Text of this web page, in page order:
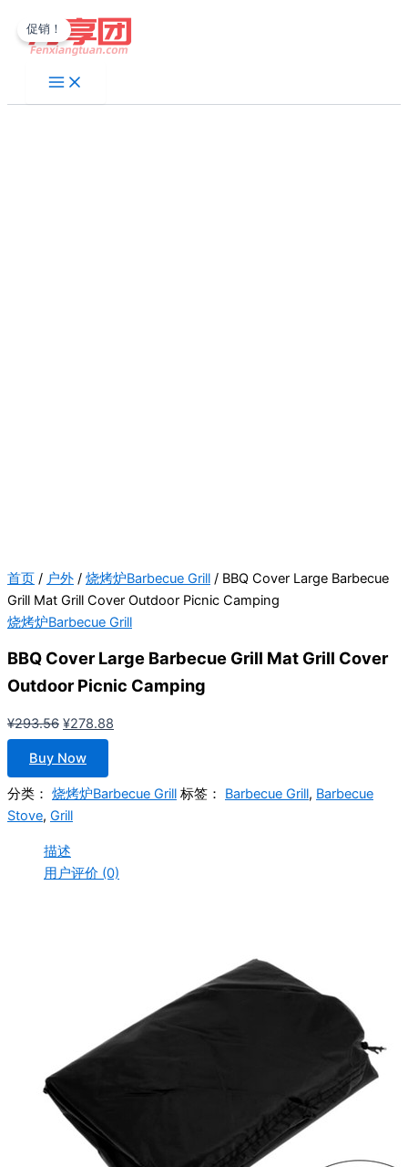
至
促销！
首页 / 户外 / 烧烤炉Barbecue Grill / BBQ Cover Large Barbecue
Grill Mat Grill Cover Outdoor Picnic Camping
烧烤炉Barbecue Grill
BBQ Cover Large Barbecue Grill Mat Grill Cover
Outdoor Picnic Camping
¥293.56 原
价
为：
¥293.56。
¥278.88
格
Buy Now
分类： 烧烤炉Barbecue Grill 标签： Barbecue Grill, Barbecue
Stove, Grill
描述
用户评价 (0)